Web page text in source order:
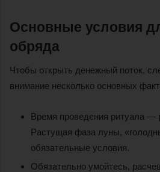
Основные условия
обряда
Чтобы открыть денежный поток,
внимание несколько основных
Время проведения ритуала —
Растущая фаза луны,
обязательные условия.
Обязательно умойтесь,